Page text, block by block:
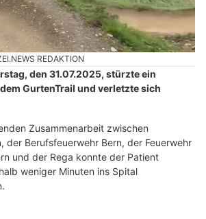
REDAKTION
den 31.07.2025, stürzte ein
GurtenTrail und verletzte sich
Zusammenarbeit zwischen
der Berufsfeuerwehr Bern, der Feuerwehr
und der Rega konnte der Patient
weniger Minuten ins Spital